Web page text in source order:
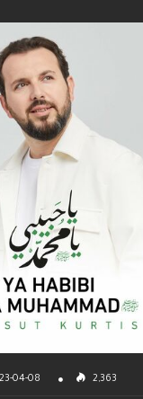
2,363
04-08